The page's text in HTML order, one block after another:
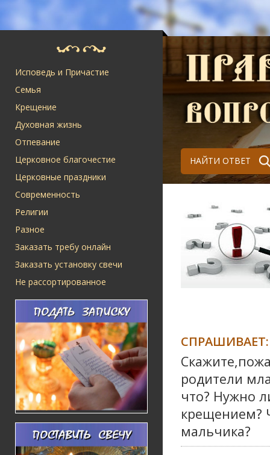
Исповедь и Причастие
Семья
Крещение
Духовная жизнь
Отпевание
Церковное благочестие
Церковные праздники
Современность
Религии
Разное
Заказать требу онлайн
Заказать установку свечи
Не рассортированное
НАЙТИ ОТВЕТ
СПРАШИВАЕТ:
родители
что? Нужно
крещением?
мальчика?